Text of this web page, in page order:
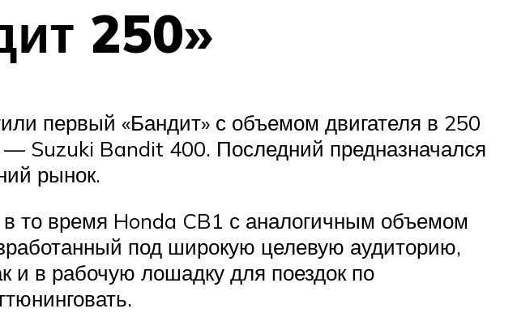
250»
первый «Бандит» с объемом двигателя в 250
Suzuki Bandit 400. Последний предназначался
рынок.
то время Honda CB1 с аналогичным объемом
под широкую целевую аудиторию,
и в рабочую лошадку для поездок по